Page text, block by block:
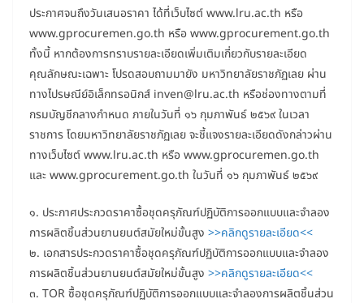
ประกาศจนถึงวันเสนอราคา ได้ที่เว็บไซต์ www.lru.ac.th หรือ
www.gprocuremen.go.th หรือ www.gprocurement.go.th
ทั้งนี้ หากต้องการทราบรายละเอียดเพิ่มเติมเกี่ยวกับรายละเอียด
คุณลักษณะเฉพาะ โปรดสอบถามมายัง มหาวิทยาลัยราชภัฏเลย ผ่าน
ทางไปรษณีย์อิเล็กทรอนิกส์ inven@lru.ac.th หรือช่องทางตามที่
กรมบัญชีกลางกำหนด ภายในวันที่ ๑๖ กุมภาพันธ์ ๒๕๖๙ ในเวลา
ราชการ โดยมหาวิทยาลัยราชภัฏเลย จะชี้แจงรายละเอียดดังกล่าวผ่าน
ทางเว็บไซต์ www.lru.ac.th หรือ www.gprocuremen.go.th
และ www.gprocurement.go.th ในวันที่ ๑๖ กุมภาพันธ์ ๒๕๖๙
๑. ประกาศประกวดราคาซื้อชุดครุภัณฑ์ปฏิบัติการออกแบบและจำลอง
การผลิตชิ้นส่วนยานยนต์สมัยใหม่ขั้นสูง >>คลิกดูรายละเอียด<<
๒. เอกสารประกวดราคาซื้อชุดครุภัณฑ์ปฏิบัติการออกแบบและจำลอง
การผลิตชิ้นส่วนยานยนต์สมัยใหม่ขั้นสูง >>คลิกดูรายละเอียด<<
๓. TOR ซื้อชุดครุภัณฑ์ปฏิบัติการออกแบบและจำลองการผลิตชิ้นส่วน